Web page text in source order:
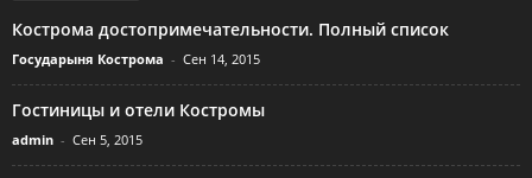
Кострома достопримечательности. Полный список
Государыня Кострома - Сен 14, 2015
Гостиницы и отели Костромы
admin - Сен 5, 2015